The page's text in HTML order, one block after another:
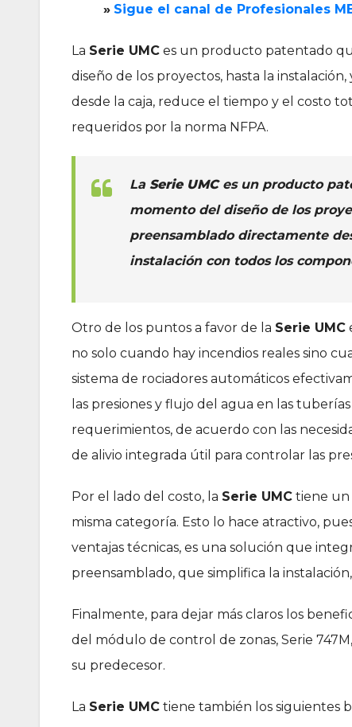
» ‎Sigue el canal de Profesionales
La Serie UMC es un producto patentado
diseño de los proyectos, hasta la
desde la caja, reduce el tiempo y el costo
requeridos por la norma NFPA.
La Serie UMCes un producto
momento del diseño de los
preensamblado directamente
instalación con todos los
Otro de los puntos a favor de la Serie UMC
no solo cuando hay incendios reales sino
sistema de rociadores automáticos
las presiones y flujo del agua en las
requerimientos, de acuerdo con las
de alivio integrada útil para controlar las
Por el lado del costo, la Serie UMC tiene un
misma categoría. Esto lo hace atractivo,
ventajas técnicas, es una solución que
preensamblado, que simplifica la
Finalmente, para dejar más claros los
del módulo de control de zonas, Serie
su predecesor.
La Serie UMC tiene también los siguientes